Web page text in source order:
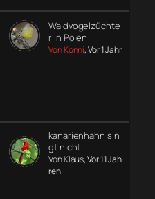
Waldvogelzüchte
r in Polen
Von Konni, Vor 1 Jahr
kanarienhahn sin
gt nicht
Von Klaus, Vor 11 Jah
ren